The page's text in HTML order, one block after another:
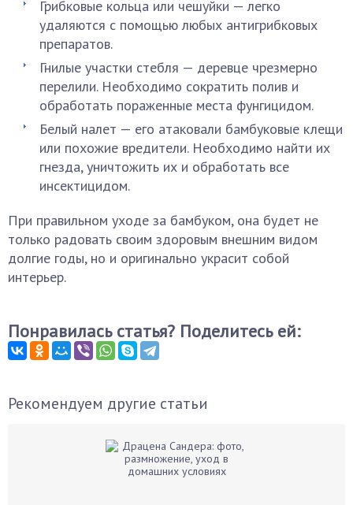
Грибковые кольца или чешуйки — легко
удаляются с помощью любых антигрибковых
препаратов.
Гнилые участки стебля — деревце чрезмерно
перелили. Необходимо сократить полив и
обработать пораженные места фунгицидом.
Белый налет — его атаковали бамбуковые клещи
или похожие вредители. Необходимо найти их
гнезда, уничтожить их и обработать все
инсектицидом.
При правильном уходе за бамбуком, она будет не
только радовать своим здоровым внешним видом
долгие годы, но и оригинально украсит собой
интерьер.
Понравилась статья? Поделитесь ей:
Рекомендуем другие статьи